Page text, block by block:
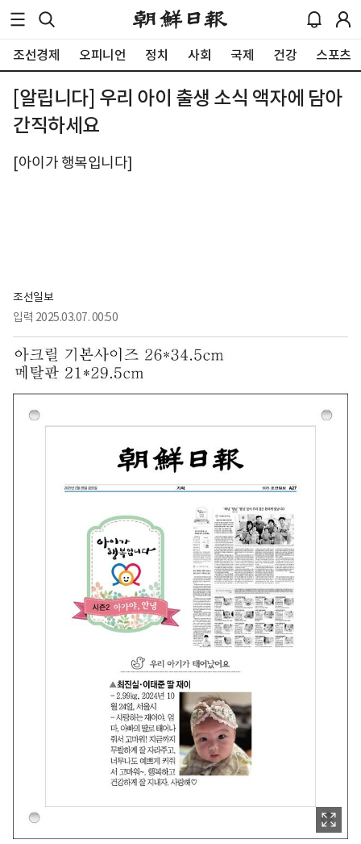
조선경제 오피니언 정치 사회 국제 건강 스포츠
[알립니다] 우리 아이 출생 소식 액자에 담아
간직하세요
[아이가 행복입니다]
조선일보
입력 2025.03.07. 00:50